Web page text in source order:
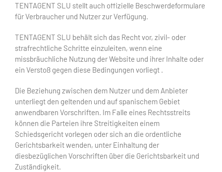
TENTAGENT SLU stellt auch offizielle Beschwerdeformulare
für Verbraucher und Nutzer zur Verfügung.
TENTAGENT SLU behält sich das Recht vor, zivil- oder
strafrechtliche Schritte einzuleiten, wenn eine
missbräuchliche Nutzung der Website und ihrer Inhalte oder
ein Verstoß gegen diese Bedingungen vorliegt .
Die Beziehung zwischen dem Nutzer und dem Anbieter
unterliegt den geltenden und auf spanischem Gebiet
anwendbaren Vorschriften. Im Falle eines Rechtsstreits
können die Parteien ihre Streitigkeiten einem
Schiedsgericht vorlegen oder sich an die ordentliche
Gerichtsbarkeit wenden, unter Einhaltung der
diesbezüglichen Vorschriften über die Gerichtsbarkeit und
Zuständigkeit.